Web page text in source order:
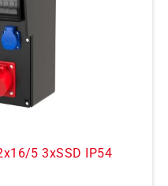
5 3xSSD IP54